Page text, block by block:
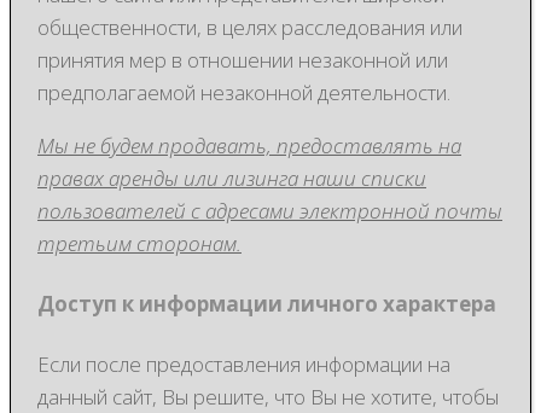
общественности, в целях расследования или
принятия мер в отношении незаконной или
предполагаемой незаконной деятельности.
Мы не будем продавать, предоставлять на
правах аренды или лизинга наши списки
пользователей с адресами электронной почты
третьим сторонам.
Доступ к информации личного характера
Если после предоставления информации на
данный сайт, Вы решите, что Вы не хотите, чтобы